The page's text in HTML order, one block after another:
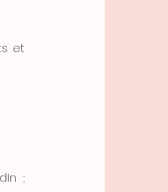
et
;